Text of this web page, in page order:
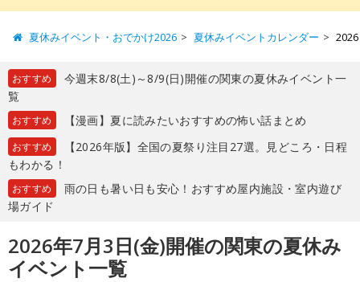
夏休みイベント・おでかけ2026 夏休みイベントカレンダー
おすすめ
今週末8/8(土)～8/9(日)開催の関東の夏休みイベント一
覧
おすすめ 【漫画】夏に読みたいおすすめの怖い話まとめ
おすすめ
【2026年版】全国の夏祭り注目27選。見どころ・日程
もわかる！
おすすめ
雨の日も暑い日も安心！おすすめ屋内施設・室内遊び
場ガイド
2026年7月3日(金)開催の関東の夏休み
イベント一覧